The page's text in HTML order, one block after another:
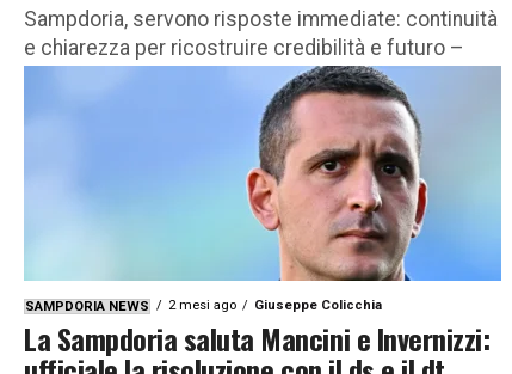
Sampdoria, servono risposte immediate: continuità
e chiarezza per ricostruire credibilità e futuro –
VIDEO di Dario Bartolucci Lupi La Sampdoria sta
attraversando una fase di profonda...
SAMPDORIA NEWS 2 mesi ago Giuseppe Colicchia
La Sampdoria saluta Mancini e Invernizzi: